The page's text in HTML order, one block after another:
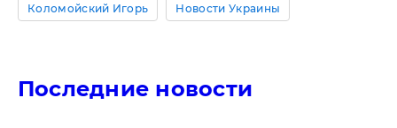
Коломойский Игорь Новости Украины
Последние новости